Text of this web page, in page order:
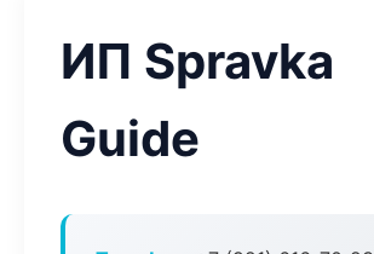
ИП Spravka
Guide